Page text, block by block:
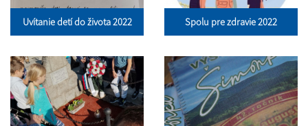
Uvítanie detí do života 2022 Spolu pre zdravie 2022